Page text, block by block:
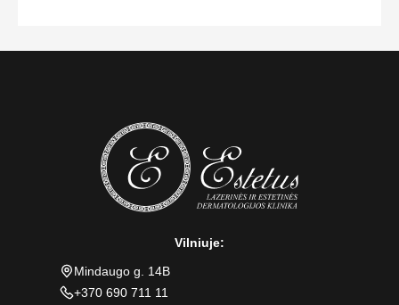
Vilniuje:
Mindaugo g. 14B
+370 690 711 11